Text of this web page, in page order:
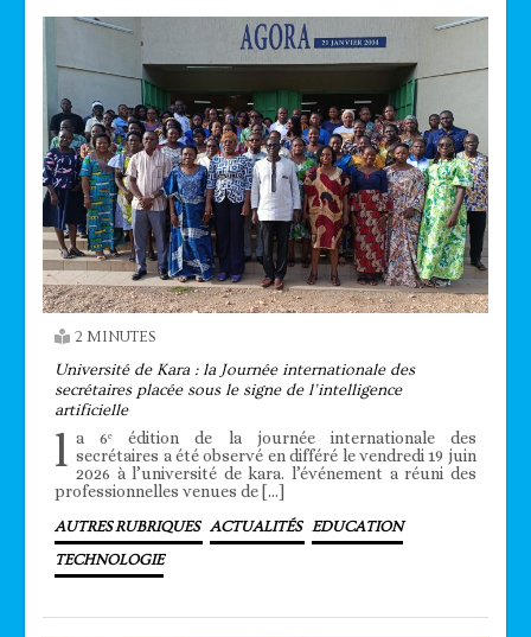
2 MINUTES
Université de Kara : la Journée internationale des
secrétaires placée sous le signe de l’intelligence
artificielle
l a 6ᵉ édition de la journée internationale des
secrétaires a été observé en différé le vendredi 19 juin
2026 à l’université de kara. l’événement a réuni des
professionnelles venues de […]
AUTRES RUBRIQUES ACTUALITÉS EDUCATION
TECHNOLOGIE